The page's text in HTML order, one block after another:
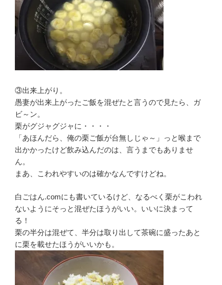
③出来上がり。
愚妻が出来上がったご飯を混ぜたと言うので見たら、ガ
ビ～ン。
栗がグジャグジャに・・・・
「あほんだら、俺の栗ご飯が台無しじゃ～」っと喉まで
出かかったけど飲み込んだのは、言うまでもありませ
ん。
まあ、こわれやすいのは確かなんですけどね。
白ごはん.comにも書いているけど、なるべく栗がこわれ
ないようにそっと混ぜたほうがいい。いいに決まって
る！
栗の半分は混ぜて、半分は取り出して茶碗に盛ったあと
に栗を載せたほうがいいかも。